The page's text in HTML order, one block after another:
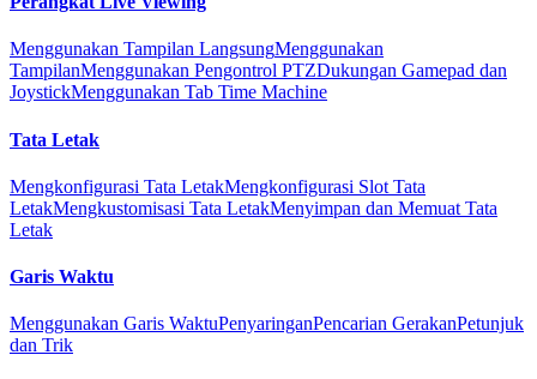
Menggunakan Tampilan LangsungMenggunakan
TampilanMenggunakan Pengontrol PTZDukungan Gamepad dan
JoystickMenggunakan Tab Time Machine
Tata Letak
Mengkonfigurasi Tata LetakMengkonfigurasi Slot Tata
LetakMengkustomisasi Tata LetakMenyimpan dan Memuat Tata
Letak
Garis Waktu
Menggunakan Garis WaktuPenyaringanPencarian GerakanPetunjuk
dan Trik